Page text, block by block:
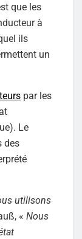
que les
à
ils
un
par les
Le
des
utilisons
« Nous